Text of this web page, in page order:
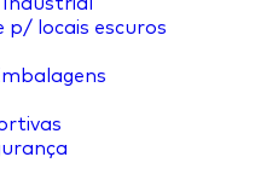
p/ locais escuros